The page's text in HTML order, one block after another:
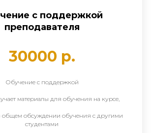
с поддержкой
преподавателя
30000 р.
Обучение с поддержкой
материалы для обучения на курсе,
общем обсуждении обучения с другими
студентами